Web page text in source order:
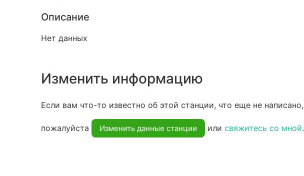
Описание
Нет данных
Изменить информацию
Если вам что-то известно об этой станции, что еще не написано,
пожалуйста Изменить данные станции или свяжитесь со мной.